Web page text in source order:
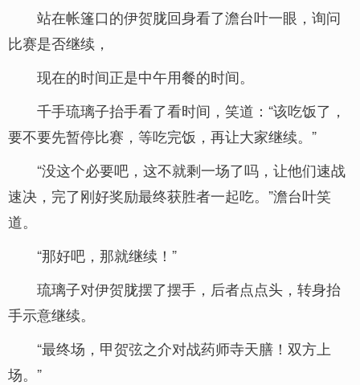
站在帐篷口的伊贺胧回身看了澹台叶一眼，询问
比赛是否继续，
现在的时间正是中午用餐的时间。
千手琉璃子抬手看了看时间，笑道：“该吃饭了，
要不要先暂停比赛，等吃完饭，再让大家继续。”
“没这个必要吧，这不就剩一场了吗，让他们速战
速决，完了刚好奖励最终获胜者一起吃。”澹台叶笑
道。
“那好吧，那就继续！”
琉璃子对伊贺胧摆了摆手，后者点点头，转身抬
手示意继续。
“最终场，甲贺弦之介对战药师寺天膳！双方上
场。”